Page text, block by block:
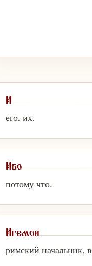
И
его, их.
Ибо
потому что.
Игемон
римский начальник,